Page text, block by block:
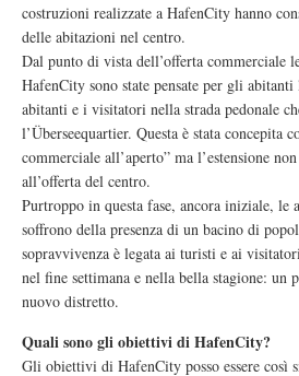
costruzioni realizzate a HafenCity hanno
delle abitazioni nel centro.
Dal punto di vista dell’offerta commerciale
HafenCity sono state pensate per gli
abitanti e i visitatori nella strada pedonale
l’Überseequartier. Questa è stata concepita
commerciale all’aperto” ma l’estensione
all’offerta del centro.
Purtroppo in questa fase, ancora iniziale, le
soffrono della presenza di un bacino di
sopravvivenza è legata ai turisti e ai
nel fine settimana e nella bella stagione: un
nuovo distretto.
Quali sono gli obiettivi di HafenCity?
Gli obiettivi di HafenCity posso essere così